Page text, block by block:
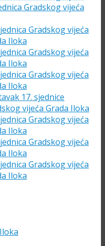
Gradskog vijeća
Gradskog vijeća
Iloka
Gradskog vijeća
Iloka
Gradskog vijeća
Iloka
17. sjednice
vijeća Grada Iloka
Gradskog vijeća
Iloka
Gradskog vijeća
Iloka
Gradskog vijeća
Iloka